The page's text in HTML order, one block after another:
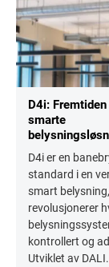
D4i:
smarte
D4i er en
standard i en
smart
revolusjonerer
kontrollert og
Utviklet av